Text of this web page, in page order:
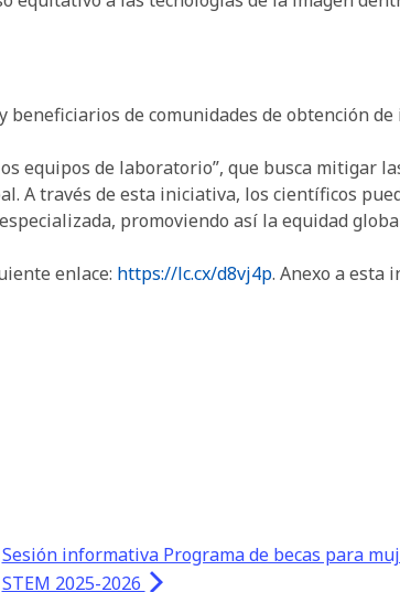
de comunidades de obtención de
equipos de laboratorio”, que busca mitigar
A través de esta iniciativa, los científicos
promoviendo así la equidad
enlace: https://lc.cx/d8vj4p. Anexo a esta
Sesión informativa Programa de becas para
STEM 2025-2026